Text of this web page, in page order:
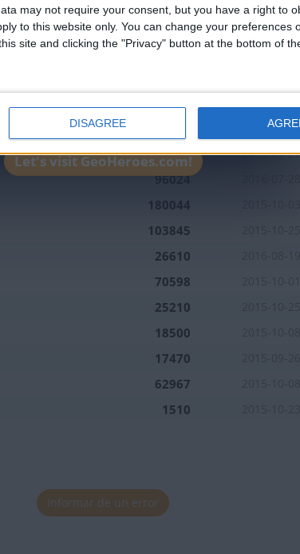
may not require your consent, but you have a right to
to this website only. You can change your preferences
site and clicking the "Privacy" button at the bottom of
DISAGREE
4 1
resultados
Fecha
2015-10-03
155547 2015-09-27
96024
180044
103845
26610
70598
25210
18500
17470
62967
1510
Informar de un error
Let's visit GeoHeroes.com!